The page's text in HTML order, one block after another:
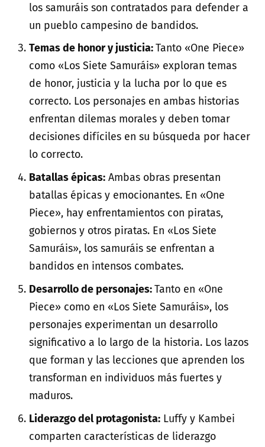
los samuráis son contratados para defender a
un pueblo campesino de bandidos.
Temas de honor y justicia:Tanto «One Piece»
como «Los Siete Samuráis» exploran temas
de honor, justicia y la lucha por lo que es
correcto. Los personajes en ambas historias
enfrentan dilemas morales y deben tomar
decisiones difíciles en su búsqueda por hacer
lo correcto.
Batallas épicas: Ambas obras presentan
batallas épicas y emocionantes. En «One
Piece», hay enfrentamientos con piratas,
gobiernos y otros piratas. En «Los Siete
Samuráis», los samuráis se enfrentan a
bandidos en intensos combates.
Desarrollo de personajes:Tanto en «One
Piece» como en «Los Siete Samuráis», los
personajes experimentan un desarrollo
significativo a lo largo de la historia. Los lazos
que forman y las lecciones que aprenden los
transforman en individuos más fuertes y
maduros.
Liderazgo del protagonista: Luffy y Kambei
comparten características de liderazgo